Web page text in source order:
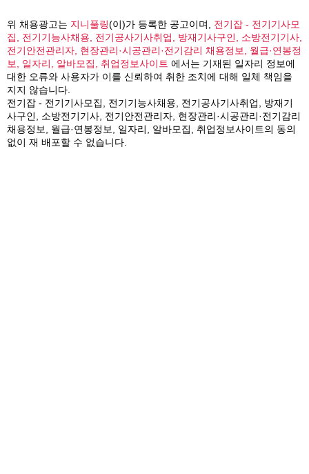
위 채용광고는 지니풀링(이)가 등록한 공고이며, 전기잡 - 전기기사모
집, 전기기능사채용, 전기공사기사취업, 방재기사구인, 소방전기기사,
전기안전관리자, 현장관리·시공관리·전기감리 채용정보, 월급·연봉정
보, 일자리, 알바모집, 취업정보사이트 에서는 기재된 일자리 정보에
대한 오류와 사용자가 이를 신뢰하여 취한 조치에 대해 일체 책임을
지지 않습니다.
전기잡 - 전기기사모집, 전기기능사채용, 전기공사기사취업, 방재기
사구인, 소방전기기사, 전기안전관리자, 현장관리·시공관리·전기감리
채용정보, 월급·연봉정보, 일자리, 알바모집, 취업정보사이트의 동의
없이 재 배포할 수 없습니다.